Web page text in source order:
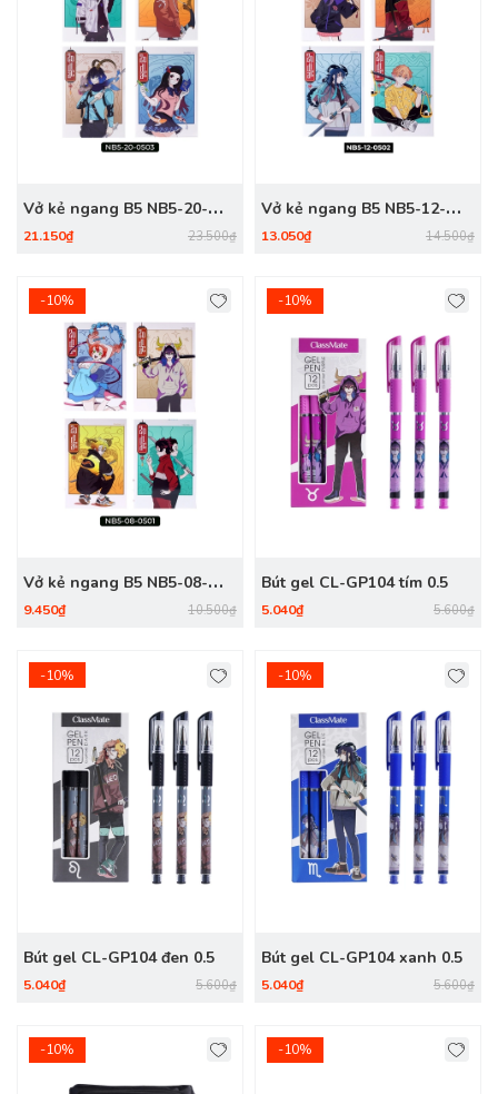
Vở kẻ ngang B5 NB5-20-
0503, ĐL 60gsm, 200 trang
21.150₫ 23.500₫
Vở kẻ ngang B5 NB5-12-
0502, ĐL 60gsm, 120 trang
13.050₫ 14.500₫
-10%
Vở kẻ ngang B5 NB5-08-
0501, ĐL 60gsm, 80 trang
9.450₫ 10.500₫
-10%
Bút gel CL-GP104 tím 0.5
5.040₫ 5.600₫
-10%
Bút gel CL-GP104 đen 0.5
5.040₫ 5.600₫
-10%
Bút gel CL-GP104 xanh 0.5
5.040₫ 5.600₫
-10% -10%